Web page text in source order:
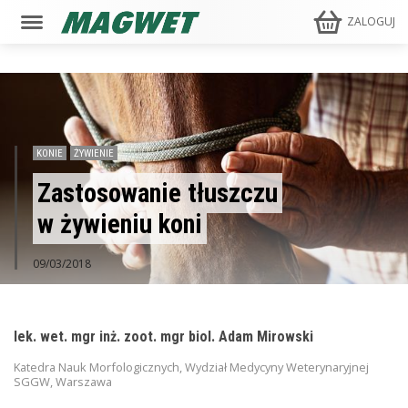
ZALOGUJ
KONIE ŻYWIENIE
Zastosowanie tłuszczu
w żywieniu koni
09/03/2018
lek. wet. mgr inż. zoot. mgr biol. Adam Mirowski
Katedra Nauk Morfologicznych, Wydział Medycyny Weterynaryjnej
SGGW, Warszawa